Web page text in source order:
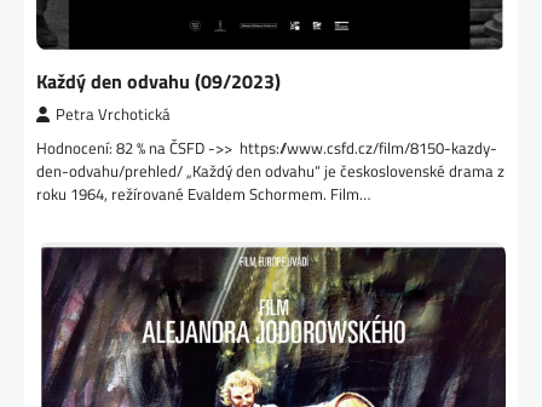
Každý den odvahu (09/2023)
Petra Vrchotická
Hodnocení: 82 % na ČSFD ->> https://www.csfd.cz/film/8150-kazdy-
den-odvahu/prehled/ „Každý den odvahu“ je československé drama z
roku 1964, režírované Evaldem Schormem. Film…